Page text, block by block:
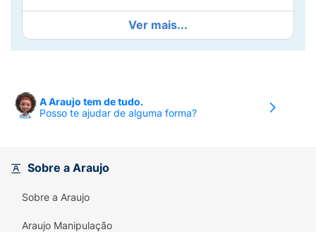
Projetados para oferecer conforto
prolongado, possuem uma estrutura leve e
resistente que se adapta bem ao rosto. São
realizar tarefas que exigem precisão,
eliminando o desconforto da vista cansada.
Grau Intermediário:
correção eficaz de presbiopia.
Design Bicolor:
Ver mais...
A Araujo tem de tudo.
Posso te ajudar de alguma forma?
Sobre a Araujo
Sobre a Araujo
Araujo Manipulação